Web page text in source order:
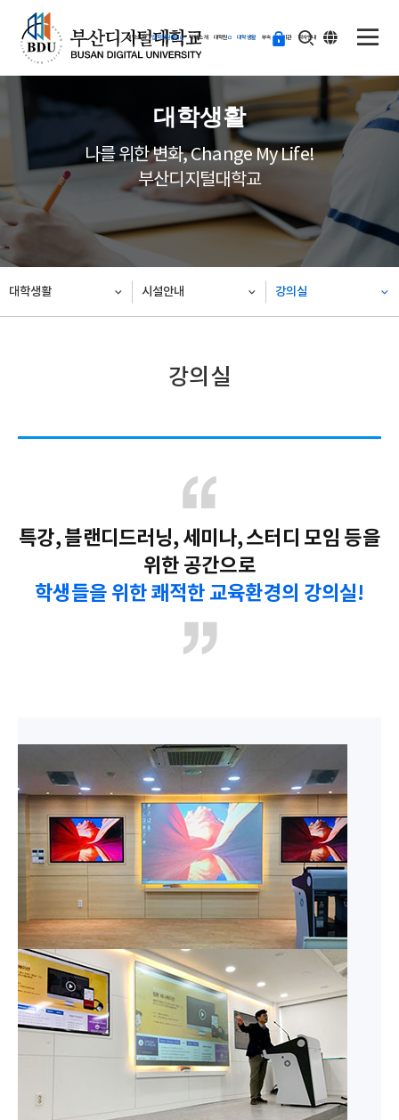
대학소개 입학지원센터 학과소개 대학원 대학생활 부속·부설기관 학사안내
등
하
기
ENG
대학생활
나를 위한 변화, Change My Life!
부산디지털대학교
대학생활 시설안내 강의실
강의실
특강, 블랜디드러닝, 세미나, 스터디 모임 등을
위한 공간으로
학생들을 위한 쾌적한 교육환경의 강의실!